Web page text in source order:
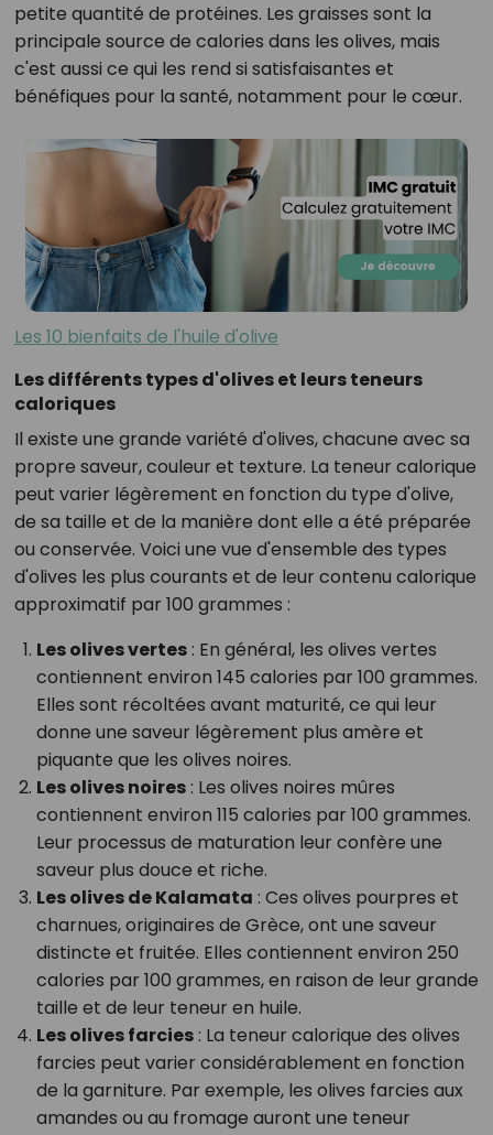
petite quantité de protéines. Les graisses sont la
principale source de calories dans les olives, mais
c'est aussi ce qui les rend si satisfaisantes et
bénéfiques pour la santé, notamment pour le cœur.
Les 10 bienfaits de l'huile d'olive
Les différents types d'olives et leurs teneurs
caloriques
Il existe une grande variété d'olives, chacune avec sa
propre saveur, couleur et texture. La teneur calorique
peut varier légèrement en fonction du type d'olive,
de sa taille et de la manière dont elle a été préparée
ou conservée. Voici une vue d'ensemble des types
d'olives les plus courants et de leur contenu calorique
approximatif par 100 grammes :
Les olives vertes: En général, les olives vertes
contiennent environ 145 calories par 100 grammes.
Elles sont récoltées avant maturité, ce qui leur
donne une saveur légèrement plus amère et
piquante que les olives noires.
Les olives noires: Les olives noires mûres
contiennent environ 115 calories par 100 grammes.
Leur processus de maturation leur confère une
saveur plus douce et riche.
Les olives de Kalamata : Ces olives pourpres et
charnues, originaires de Grèce, ont une saveur
distincte et fruitée. Elles contiennent environ 250
calories par 100 grammes, en raison de leur grande
taille et de leur teneur en huile.
Les olives farcies: La teneur calorique des olives
farcies peut varier considérablement en fonction
de la garniture. Par exemple, les olives farcies aux
amandes ou au fromage auront une teneur